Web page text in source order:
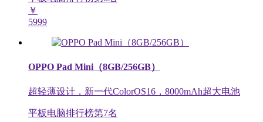
￥
5999
OPPO Pad Mini（8GB/256GB）
超轻薄设计，新一代ColorOS16，8000mAh超大电池
平板电脑排行榜第7名